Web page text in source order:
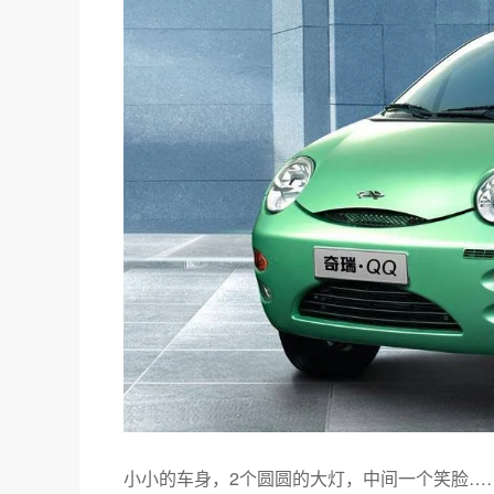
小小的车身，2个圆圆的大灯，中间一个笑脸